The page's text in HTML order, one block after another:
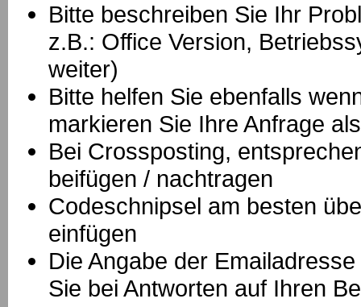
Bitte beschreiben Sie Ihr
z.B.: Office Version,
weiter)
Bitte helfen Sie ebenfalls
markieren Sie Ihre Anfrage
Bei Crossposting,
beifügen / nachtragen
Codeschnipsel am besten
einfügen
Die Angabe der
Sie bei Antworten auf Ihren